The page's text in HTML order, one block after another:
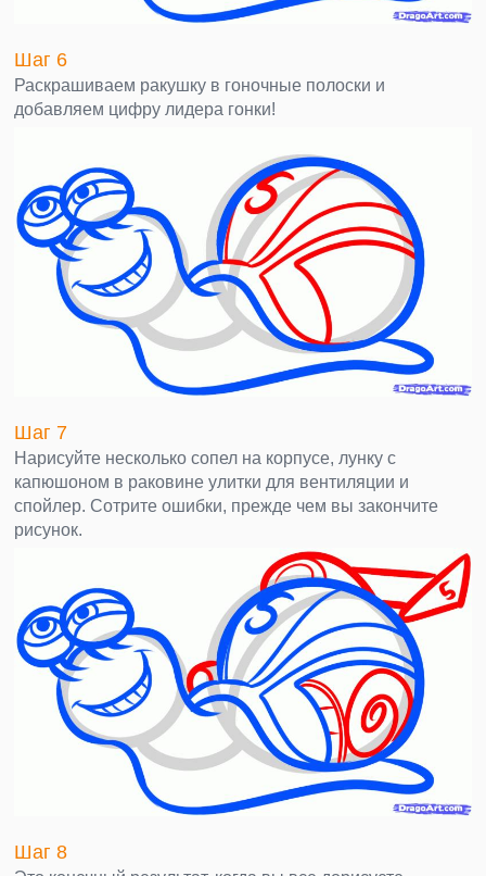
Шаг 6
Раскрашиваем ракушку в гоночные полоски и
добавляем цифру лидера гонки!
Шаг 7
Нарисуйте несколько сопел на корпусе, лунку с
капюшоном в раковине улитки для вентиляции и
спойлер. Сотрите ошибки, прежде чем вы закончите
рисунок.
Шаг 8